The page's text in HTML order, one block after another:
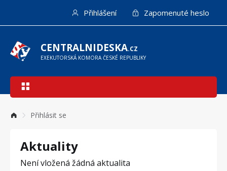
hlavnímu
obsahu
Přihlášení Zapomenuté heslo
CENTRALNIDESKA.CZ
EXEKUTORSKÁ KOMORA ČESKÉ REPUBLIKY
Hlavní
Přihlásit se
Aktuality
Není vložená žádná aktualita